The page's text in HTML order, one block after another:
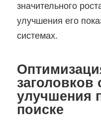
значительного
улучшения его
системах.
заголовков
улучшения
поиске